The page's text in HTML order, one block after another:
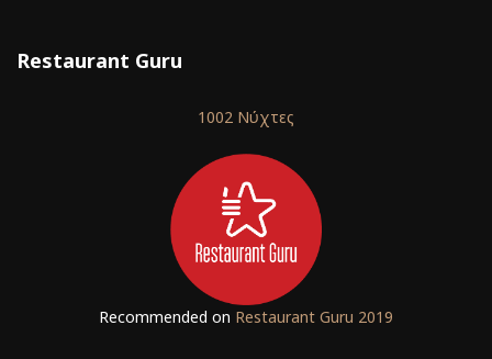
Restaurant Guru
1002 Νύχτες
Recommended on Restaurant Guru 2019